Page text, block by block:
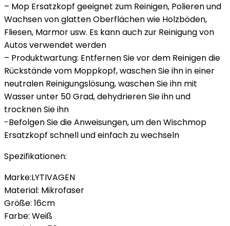
– Mop Ersatzkopf geeignet zum Reinigen, Polieren und
Wachsen von glatten Oberflächen wie Holzböden,
Fliesen, Marmor usw. Es kann auch zur Reinigung von
Autos verwendet werden
– Produktwartung: Entfernen Sie vor dem Reinigen die
Rückstände vom Moppkopf, waschen Sie ihn in einer
neutralen Reinigungslösung, waschen Sie ihn mit
Wasser unter 50 Grad, dehydrieren Sie ihn und
trocknen Sie ihn
-Befolgen Sie die Anweisungen, um den Wischmop
Ersatzkopf schnell und einfach zu wechseln
Spezifikationen:
Marke:LYTIVAGEN
Material: Mikrofaser
Größe: 16cm
Farbe: Weiß